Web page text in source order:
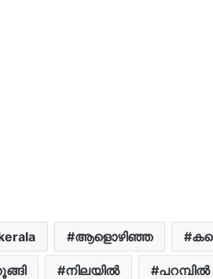
ആളൊഴിഞ്ഞ
നിലയിൽ പറമ്പിൽ